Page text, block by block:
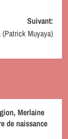
Suivant:
Muyaya)
Merlaine
de naissance